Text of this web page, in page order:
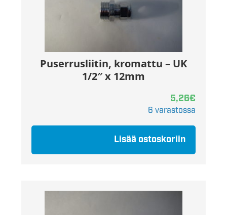
Puserrusliitin, kromattu – UK
1/2″ x 12mm
5,26€
6 varastossa
Lisää ostoskoriin